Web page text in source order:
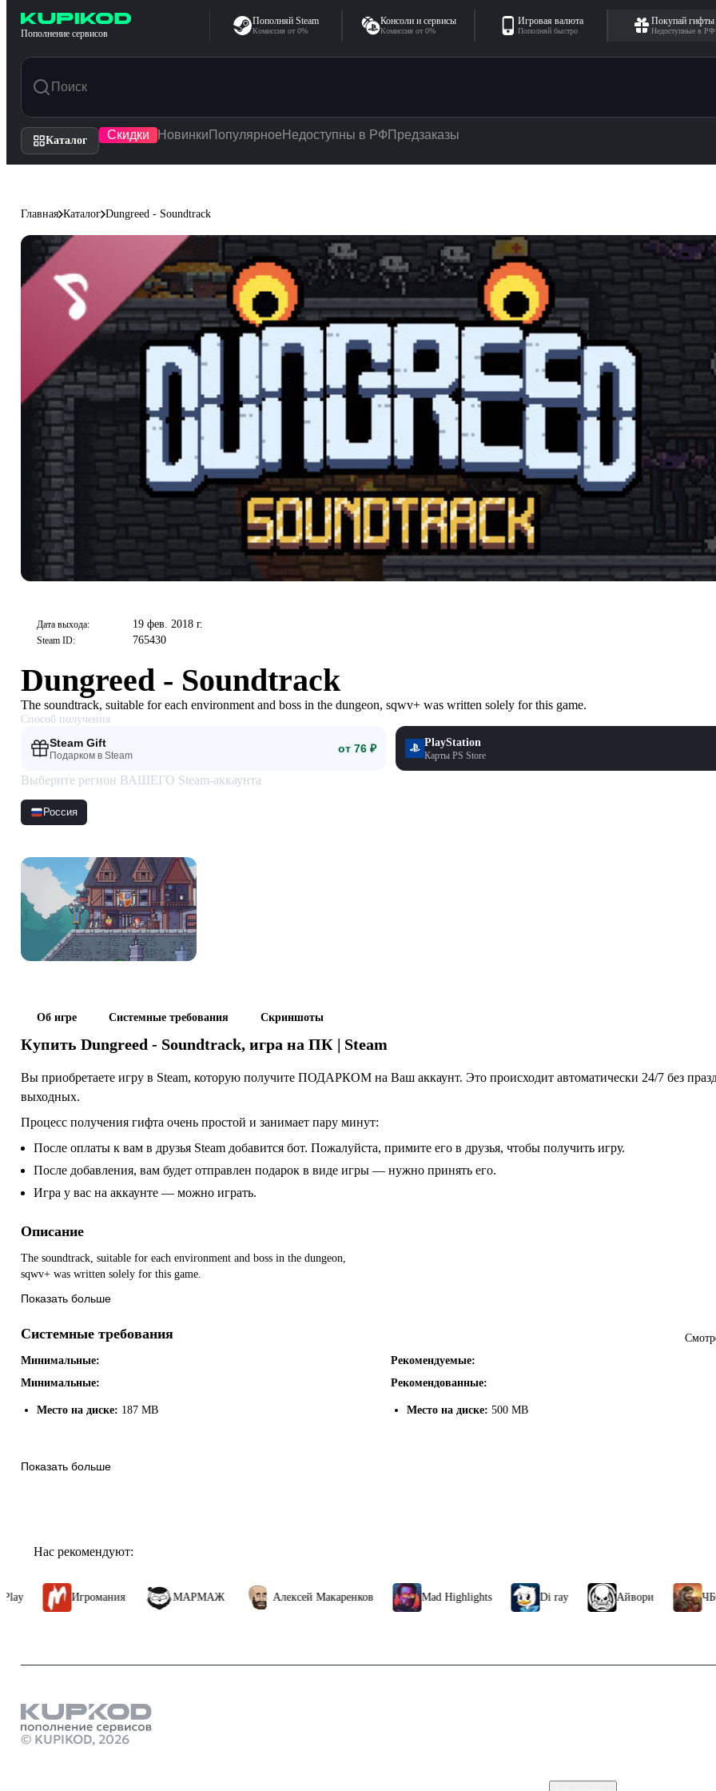
Перейти к содержимому
Пополнение сервисов
Пополняй Steam
Комиссия от 0%
Консоли и сервисы
Комиссия от 0%
Игровая валюта
Пополняй быстро
Покупай гифты
Недоступные в РФ
Каталог Скидки Новинки Популярное Недоступны в РФ Предзаказы
Главная Каталог Dungreed - Soundtrack
Дата выхода: 19 фев. 2018 г.
Steam ID: 765430
Dungreed - Soundtrack
The soundtrack, suitable for each environment and boss in the dungeon, sqwv+ was written solely for this game.
Способ получения
Steam Gift
Подарком в Steam
от 76 ₽ PlayStation
Карты PS Store
Выберите регион ВАШЕГО Steam-аккаунта
Россия
Об игре Системные требования Скриншоты
Купить Dungreed - Soundtrack, игра на ПК | Steam
Вы приобретаете игру в Steam, которую получите ПОДАРКОМ на Ваш аккаунт. Это происходит автоматически 24/7 без
выходных.
Процесс получения гифта очень простой и занимает пару минут:
После оплаты к вам в друзья Steam добавится бот. Пожалуйста, примите его в друзья, чтобы получить игру.
После добавления, вам будет отправлен подарок в виде игры — нужно принять его.
Игра у вас на аккаунте — можно играть.
Описание
The soundtrack, suitable for each environment and boss in the dungeon,
sqwv+ was written solely for this game.
Показать больше
Системные требования
Минимальные:
Минимальные:
Место на диске: 187 MB
Рекомендуемые:
Рекомендованные:
Место на диске: 500 MB
Показать больше
Нас рекомендуют:
Игромания МАРМАЖ Алексей Макаренков Mad Highlights Di ray Айвори ЧБG
© KUPIKOD, 2026